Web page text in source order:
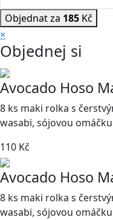
Objednat za 185 Kč
×
Objednej si
Avocado Hoso
8 ks maki rolka s
wasabi, sójovou
110 Kč
Avocado Hoso
8 ks maki rolka s
wasabi, sójovou